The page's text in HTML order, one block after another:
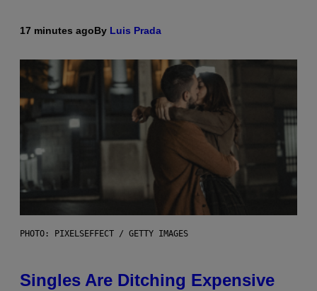
17 minutes agoBy Luis Prada
PHOTO: PIXELSEFFECT / GETTY IMAGES
Singles Are Ditching Expensive